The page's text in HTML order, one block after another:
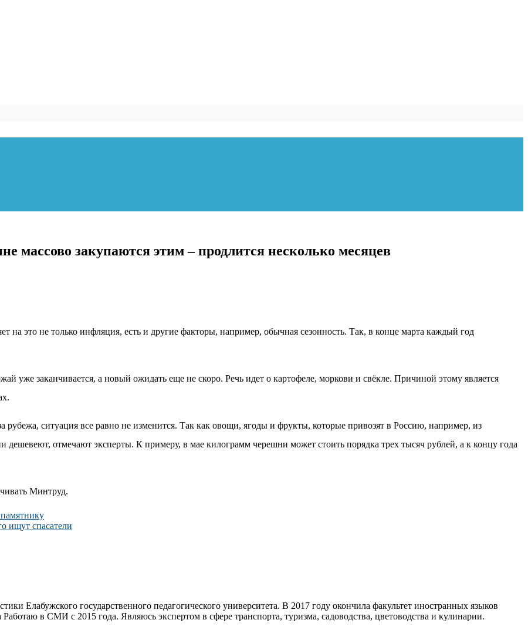
массово закупаются этим – продлится несколько месяцев
на это не только инфляция, есть и другие факторы, например, обычная сезонность. Так, в конце марта каждый год
уже заканчивается, а новый ожидать еще не скоро. Речь идет о картофеле, моркови и свёкле. Причиной этому является
рубежа, ситуация все равно не изменится. Так как овощи, ягоды и фрукты, которые привозят в Россию, например, из
отмечают эксперты. К примеру, в мае килограмм черешни может стоить порядка трех тысяч рублей, а к концу года
Минтруд.
ищут спасатели
Елабужского государственного педагогического университета. В 2017 году окончила факультет иностранных языков
в СМИ с 2015 года. Являюсь экспертом в сфере транспорта, туризма, садоводства, цветоводства и кулинарии.